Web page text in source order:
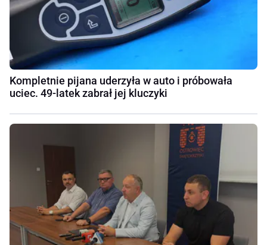
Kompletnie pijana uderzyła w auto i próbowała
uciec. 49-latek zabrał jej kluczyki